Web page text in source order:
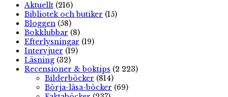
Aktuellt (216)
Bibliotek och butiker (15)
Bloggen (58)
Bokklubbar (8)
Efterlysningar (19)
Intervjuer (19)
Läsning (32)
Recensioner & boktips (2 223)
Bilderböcker (814)
Börja-läsa-böcker (69)